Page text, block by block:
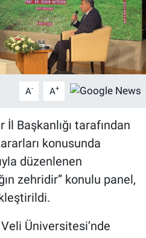
A- A+
İl Başkanlığı tarafından
konusunda
düzenlenen
zehridir” konulu panel,
Üniversitesi’nde